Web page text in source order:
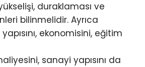
duraklaması ve
bilinmelidir. Ayrıca
yapısını, ekonomisini, eğitim
sanayi yapısını da